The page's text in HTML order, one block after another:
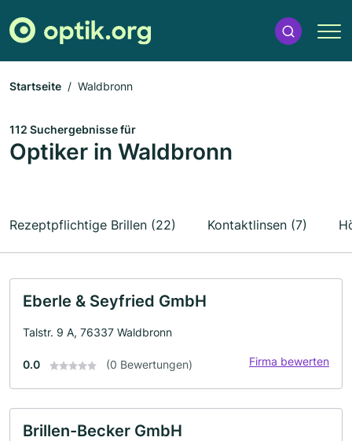
Startseite Waldbronn
112 Suchergebnisse für
Optiker in Waldbronn
Rezeptpflichtige Brillen (22) Kontaktlinsen (7)
Eberle & Seyfried GmbH
Talstr. 9 A, 76337 Waldbronn
0.0 (0 Bewertungen) Firma bewerten
Brillen-Becker GmbH